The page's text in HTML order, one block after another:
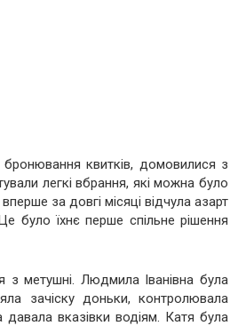
квитків, домовилися з
легкі вбрання, які можна було
за довгі місяці відчула азарт
було їхнє перше спільне рішення
з метушні. Людмила Іванівна була
зачіску доньки, контролювала
вказівки водіям. Катя була